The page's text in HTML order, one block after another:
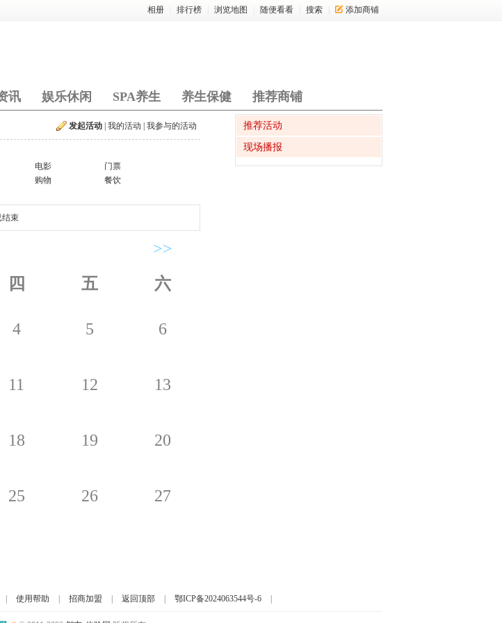
相册 排行榜 浏览地图 随便看看 搜索 添加商铺
讯 娱乐休闲 SPA养生 养生保健 推荐商铺
发起活动 我的活动 我参与的活动
电影
门票
购物
餐饮
结束
>>
四 五 六
4 5 6
11 12 13
18 19 20
25 26 27
推荐活动
现场播报
使用帮助 招商加盟 返回顶部 鄂ICP备2024063544号-6